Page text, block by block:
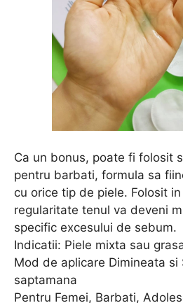
Ca un bonus, poate fi folosit
pentru barbati, formula sa
cu orice tip de piele. Folosit
regularitate tenul va deveni
specific excesului de sebum.
Indicatii: Piele mixta sau
Mod de aplicare Dimineata si
saptamana
Pentru Femei, Barbati,